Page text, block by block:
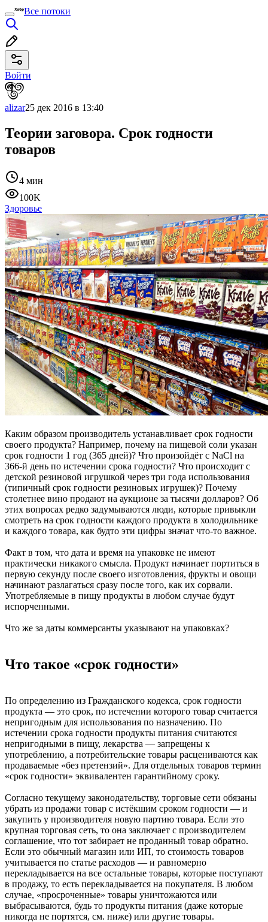
Все потоки
Войти
alizar25 дек 2016 в 13:40
Теории заговора. Срок годности
товаров
4 мин
100K
Здоровье
Каким образом производитель устанавливает срок годности
своего продукта? Например, почему на пищевой соли указан
срок годности 1 год (365 дней)? Что произойдёт с NaCl на
366-й день по истечении срока годности? Что происходит с
детской резиновой игрушкой через три года использования
(типичный срок годности резиновых игрушек)? Почему
столетнее вино продают на аукционе за тысячи долларов? Об
этих вопросах редко задумываются люди, которые привыкли
смотреть на срок годности каждого продукта в холодильнике
и каждого товара, как будто эти цифры значат что-то важное.
Факт в том, что дата и время на упаковке не имеют
практически никакого смысла. Продукт начинает портиться в
первую секунду после своего изготовления, фрукты и овощи
начинают разлагаться сразу после того, как их сорвали.
Употребляемые в пищу продукты в любом случае будут
испорченными.
Что же за даты коммерсанты указывают на упаковках?
Что такое «срок годности»
По определению из Гражданского кодекса, срок годности
продукта — это срок, по истечении которого товар считается
непригодным для использования по назначению. По
истечении срока годности продукты питания считаются
непригодными в пищу, лекарства — запрещены к
употреблению, а потребительские товары расцениваются как
продаваемые «без претензий». Для отдельных товаров термин
«срок годности» эквивалентен гарантийному сроку.
Согласно текущему законодательству, торговые сети обязаны
убрать из продажи товар с истёкшим сроком годности — и
закупить у производителя новую партию товара. Если это
крупная торговая сеть, то она заключает с производителем
соглашение, что тот забирает не проданный товар обратно.
Если это обычный магазин или ИП, то стоимость товаров
учитывается по статье расходов — и равномерно
перекладывается на все остальные товары, которые поступают
в продажу, то есть перекладывается на покупателя. В любом
случае, «просроченные» товары уничтожаются или
выбрасываются, будь то продукты питания (даже которые
никогда не портятся, см. ниже) или другие товары.